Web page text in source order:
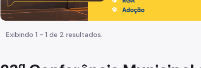
Exibindo 1 - 1 de 2 resultados.